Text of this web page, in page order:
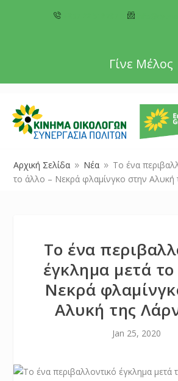
Γίνε Μέλος
Αρχική Σελίδα 9 Νέα 9 Το ένα
το άλλο – Νεκρά φλαμίνγκο στην Αλυκή
Το ένα
έγκλημα μετά
Νεκρά
Αλυκή της
Jan 25, 2020